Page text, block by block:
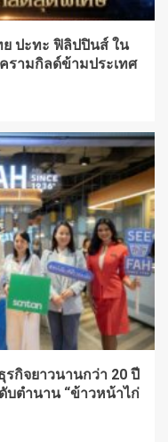
ย ปะทะ ฟิลิปปินส์ ใน
รามกิลด์ข้ามประเทศ
รกิจยาวนานกว่า 20 ปี
บตำนาน “ข้าวหน้าไก่